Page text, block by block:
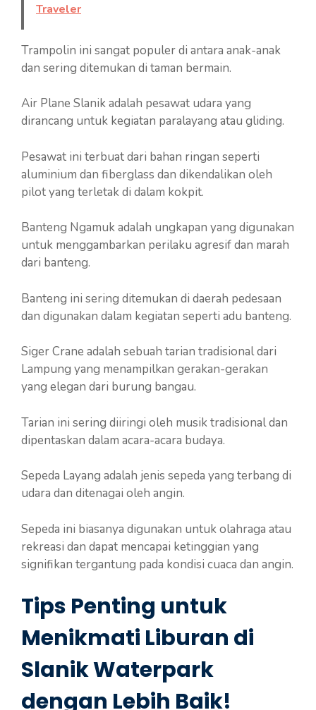
Traveler
Trampolin ini sangat populer di antara anak-anak
dan sering ditemukan di taman bermain.
Air Plane Slanik adalah pesawat udara yang
dirancang untuk kegiatan paralayang atau gliding.
Pesawat ini terbuat dari bahan ringan seperti
aluminium dan fiberglass dan dikendalikan oleh
pilot yang terletak di dalam kokpit.
Banteng Ngamuk adalah ungkapan yang digunakan
untuk menggambarkan perilaku agresif dan marah
dari banteng.
Banteng ini sering ditemukan di daerah pedesaan
dan digunakan dalam kegiatan seperti adu banteng.
Siger Crane adalah sebuah tarian tradisional dari
Lampung yang menampilkan gerakan-gerakan
yang elegan dari burung bangau.
Tarian ini sering diiringi oleh musik tradisional dan
dipentaskan dalam acara-acara budaya.
Sepeda Layang adalah jenis sepeda yang terbang di
udara dan ditenagai oleh angin.
Sepeda ini biasanya digunakan untuk olahraga atau
rekreasi dan dapat mencapai ketinggian yang
signifikan tergantung pada kondisi cuaca dan angin.
Tips Penting untuk
Menikmati Liburan di
Slanik Waterpark
dengan Lebih Baik!